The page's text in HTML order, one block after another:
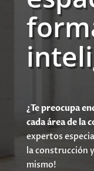
¿Te preocupa
cada área de la
expertos
la construcción
mismo!